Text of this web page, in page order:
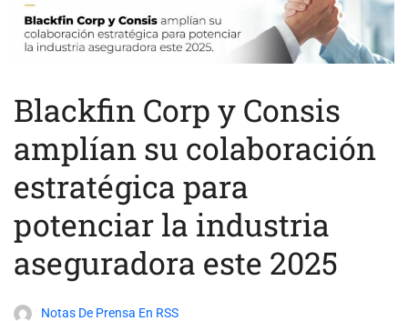
Blackfin Corp y Consis
amplían su colaboración
estratégica para
potenciar la industria
aseguradora este 2025
Notas De Prensa En RSS